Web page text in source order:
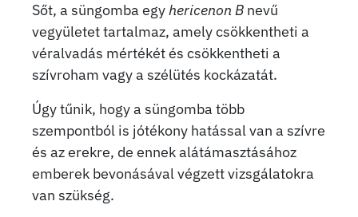
Sőt, a süngomba egyhericenon B nevű
vegyületet tartalmaz, amely csökkentheti a
véralvadás mértékét és csökkentheti a
szívroham vagy a szélütés kockázatát.
Úgy tűnik, hogy a süngomba több
szempontból is jótékony hatással van a szívre
és az erekre, de ennek alátámasztásához
emberek bevonásával végzett vizsgálatokra
van szükség.